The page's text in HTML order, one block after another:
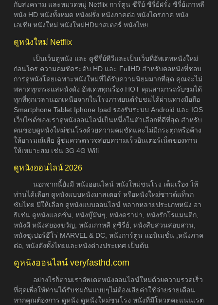
กับสงคราม และหมวดหมู่ Netflix การ์ตูน ซีรีย์ ซีรี่ย์ฝรั่ง ซีรี่ย์เกาหลี
หนัง HD หนังทั้งหมด หนังฝรั่ง หนังภาคต่อ หนังไตรภาค หนัง
เอเชีย หนังใหม่ หนังใหม่HDมาสเตอร์ หนังไทย
ดูหนังใหม่ Netflix
เป็นเว็บดูหนัง และ ดูซีรี่ย์ทีวีและเป็นเว็บที่อัพเดทหนังใหม่
ก่อนใคร ความคมชัดระดับ HD และ FullHD สำหรับคอหนังที่ชอบ
การดูหนังโดยเฉพาะหนังใหม่ที่ได้รับความนิยมมากที่สุด คุณจะไม่
พลาดทุกกระแสหนังดัง อัพเดททุกเรื่อง HOT คุณสามารถรับชมได้
ทุกที่ทุกเวลานอกเหนือจากในโรงภาพยนต์รับชมได้ผ่านทางมือถือ
Smartphone Tablet Iphone Ipad รองรับระบบ Android และ IOS
เว็บไซต์ของเราดูหนังออนไลน์เป็นหนึ่งในตัวเลือกที่ดีที่สุด สำหรับ
คนชอบดูหนังใหม่ชนโรงด้วยความคมชัดและไม่มีกระตุกหรือค้าง
ให้อารมณ์เสีย ผู้ชมควรตรวจสอบความเร็วอินเตอร์เน็ตของท่าน
ให้เหมาะสม เช่น 3G 4G Wifi
ดูหนังออนไลน์ 2026
นอกจากนี้ยังมี หนังออนไลน์ หนังใหม่ชนโรง เต็มเรื่อง ให้
ท่านได้เลือก ดูหนังแบบหนังมาสเตอร์ หรือหนังใหม่ซาวด์แท็รก
ซับไทย มีให้เลือก ดูหนังแบบออนไลน์ หลากหลายประเภทหนัง อา
ธิเช่น ดูหนังแอคชั่น, หนังบู๊มันๆ, หนังดราม่า, หนังรักโรแมนติก,
หนังผี หนังสยองขวัญ, หนังเกาหลี ดูซีรี่ย์, หนังสืบสวนสอบสวน,
หนังซุเปอร์ฮีโร่ MARVEL & DC, หนังการ์ตูน แอนิเมชั่น ,หนังภาค
ต่อ, หนังดังทั้งไทยและหนังต่างประเทศ เป็นต้น
ดูหนังออนไลน์ veryfasthd.com
อย่างไรก็ตามเราอัพเดตหนังออนไลน์ใหม่ด้วยความรวดเร็ว
ที่สุดเพื่อให้ท่านได้รับชมกันแบบๆไม่ต้องเสียค่าใช้จ่ายรายเดือน
หากคุณต้องการ ดูหนัง ดูหนังใหม่ชนโรง หนังที่มีโหวตคะแนนเรต